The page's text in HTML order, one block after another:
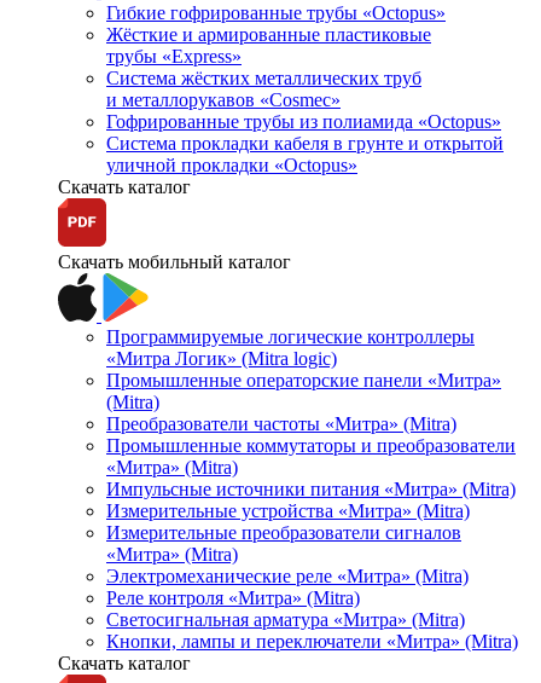
Гибкие гофрированные трубы «Octopus»
Жёсткие и армированные пластиковые
трубы «Express»
Система жёстких металлических труб
и металлорукавов «Cosmec»
Гофрированные трубы из полиамида «Octopus»
Система прокладки кабеля в грунте и открытой
уличной прокладки «Octopus»
Скачать каталог
Скачать мобильный каталог
Программируемые логические контроллеры
«Митра Логик» (Mitra logic)
Промышленные операторские панели «Митра»
(Mitra)
Преобразователи частоты «Митра» (Mitra)
Промышленные коммутаторы и преобразователи
«Митра» (Mitra)
Импульсные источники питания «Митра» (Mitra)
Измерительные устройства «Митра» (Mitra)
Измерительные преобразователи сигналов
«Митра» (Mitra)
Электромеханические реле «Митра» (Mitra)
Реле контроля «Митра» (Mitra)
Светосигнальная арматура «Митра» (Mitra)
Кнопки, лампы и переключатели «Митра» (Mitra)
Скачать каталог